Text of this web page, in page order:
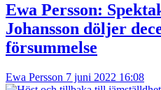
Ewa Persson:
Johansson döljer
försummelse
Ewa Persson 7 juni 2022 16:08